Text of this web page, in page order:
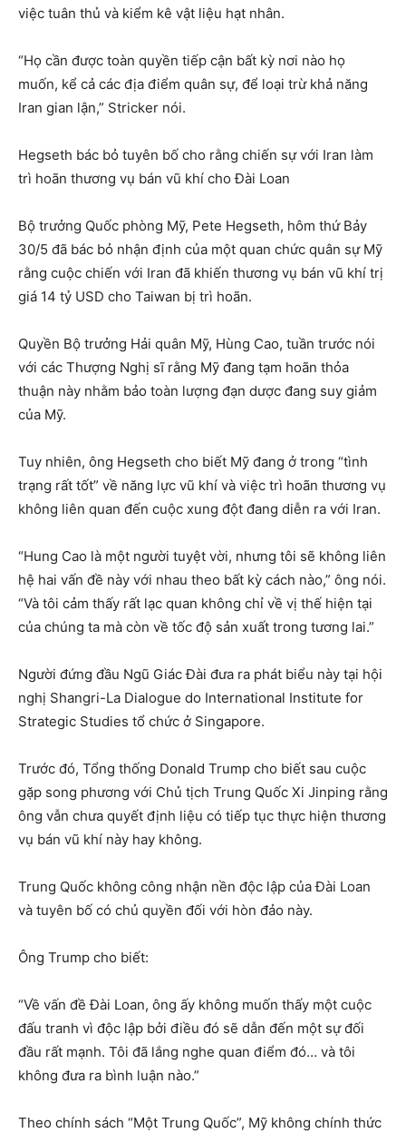
việc tuân thủ và kiểm kê vật liệu hạt nhân.
“Họ cần được toàn quyền tiếp cận bất kỳ nơi nào họ
muốn, kể cả các địa điểm quân sự, để loại trừ khả năng
Iran gian lận,” Stricker nói.
Hegseth bác bỏ tuyên bố cho rằng chiến sự với Iran làm
trì hoãn thương vụ bán vũ khí cho Đài Loan
Bộ trưởng Quốc phòng Mỹ, Pete Hegseth, hôm thứ Bảy
30/5 đã bác bỏ nhận định của một quan chức quân sự Mỹ
rằng cuộc chiến với Iran đã khiến thương vụ bán vũ khí trị
giá 14 tỷ USD cho Taiwan bị trì hoãn.
Quyền Bộ trưởng Hải quân Mỹ, Hùng Cao, tuần trước nói
với các Thượng Nghị sĩ rằng Mỹ đang tạm hoãn thỏa
thuận này nhằm bảo toàn lượng đạn dược đang suy giảm
của Mỹ.
Tuy nhiên, ông Hegseth cho biết Mỹ đang ở trong “tình
trạng rất tốt” về năng lực vũ khí và việc trì hoãn thương vụ
không liên quan đến cuộc xung đột đang diễn ra với Iran.
“Hung Cao là một người tuyệt vời, nhưng tôi sẽ không liên
hệ hai vấn đề này với nhau theo bất kỳ cách nào,” ông nói.
“Và tôi cảm thấy rất lạc quan không chỉ về vị thế hiện tại
của chúng ta mà còn về tốc độ sản xuất trong tương lai.”
Người đứng đầu Ngũ Giác Đài đưa ra phát biểu này tại hội
nghị Shangri-La Dialogue do International Institute for
Strategic Studies tổ chức ở Singapore.
Trước đó, Tổng thống Donald Trump cho biết sau cuộc
gặp song phương với Chủ tịch Trung Quốc Xi Jinping rằng
ông vẫn chưa quyết định liệu có tiếp tục thực hiện thương
vụ bán vũ khí này hay không.
Trung Quốc không công nhận nền độc lập của Đài Loan
và tuyên bố có chủ quyền đối với hòn đảo này.
Ông Trump cho biết:
“Về vấn đề Đài Loan, ông ấy không muốn thấy một cuộc
đấu tranh vì độc lập bởi điều đó sẽ dẫn đến một sự đối
đầu rất mạnh. Tôi đã lắng nghe quan điểm đó… và tôi
không đưa ra bình luận nào.”
Theo chính sách “Một Trung Quốc”, Mỹ không chính thức